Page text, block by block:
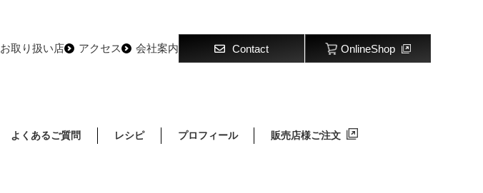
お取り扱い店 アクセス 会社案内 Contact OnlineShop
よくあるご質問 レシピ プロフィール 販売店様ご注文